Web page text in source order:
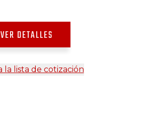
VER DETALLES
la lista de cotización